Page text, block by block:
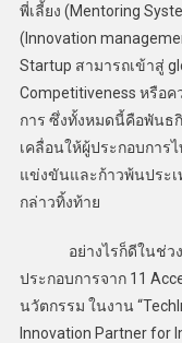
พี่เลี้ยง (Mentoring
(Innovation
Startup สามารถเข้าสู่
Competitiveness หรือ
การ ซึ่งทั้งหมดนี้คือพันธ
เคลื่อนให้ผู้ประกอบการ
แข่งขันและก้าวพ้นประเ
กล่าวทิ้งท้าย
อย่างไรก็ดีในช่วงป
ประกอบการจาก 11
นวัตกรรม ในงาน
Innovation Partner for